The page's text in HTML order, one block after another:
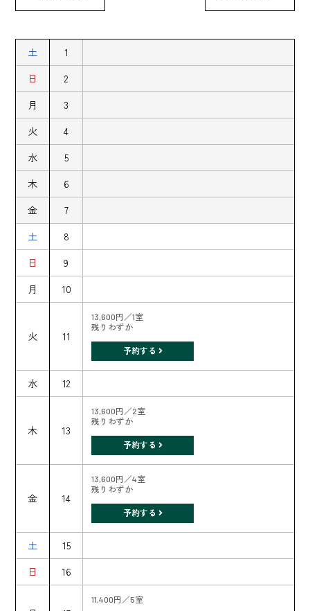
土
1
日
2
月
3
火
4
水
5
木
6
金
7
土
8
日
9
月
10
火 11
13,600円／1室
残りわずか
予約する
水 12
木 13
13,600円／2室
残りわずか
予約する
金 14
13,600円／4室
残りわずか
予約する
土
15
日
16
11,400円／5室